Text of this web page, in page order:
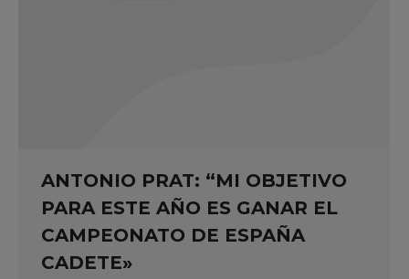
ANTONIO PRAT: “MI OBJETIVO
PARA ESTE AÑO ES GANAR EL
CAMPEONATO DE ESPAÑA
CADETE»